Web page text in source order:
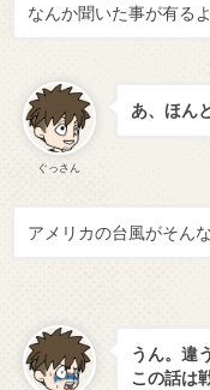
なんか聞いた事が有る
ぐっさん
あ、ほん
アメリカの台風がそん
うん。違
この話は